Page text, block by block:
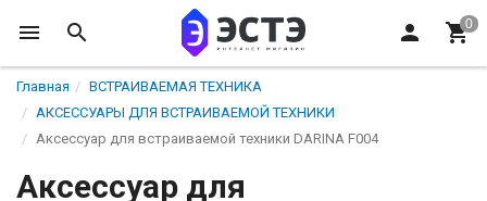
Главная
ВСТРАИВАЕМАЯ ТЕХНИКА
АКСЕССУАРЫ ДЛЯ ВСТРАИВАЕМОЙ ТЕХНИКИ
Аксессуар для встраиваемой техники DARINA F004
Аксессуар для